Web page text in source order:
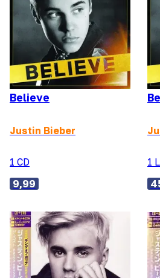
Believe
Justin Bieber
1 CD
9,99
1